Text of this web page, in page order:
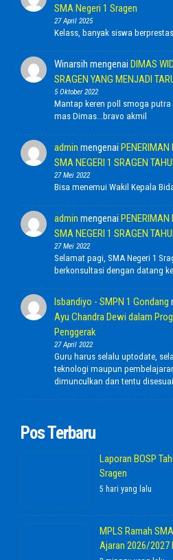
SMA Negeri 1 Sragen
27 April 2025
Kelass, banyak siswa
Winarsih mengenai DIMAS
SRAGEN YANG MENJADI
5 Oktober 2022
Mantap keren poll smoga putra
mas Dimas...bravo akmil
admin mengenai PENERIMAN
SMA NEGERI 1 SRAGEN
27 Mei 2022
Bisa menemui Wakil Kepala
admin mengenai PENERIMAN
SMA NEGERI 1 SRAGEN
27 Mei 2022
Selamat pagi, SMA Negeri 1
berkonsultasi dengan datang
Isbandiyo - SMPN 1 Gondang
Ayu Chandra Dewi dalam
Penggerak
27 April 2022
Guru harus selalu uptodate,
teknologi maupun
dimunculkan dan tentu
Pos Terbaru
Laporan BOSP
Sragen
5 hari yang lalu
MPLS Ramah
Ajaran 2026/2027